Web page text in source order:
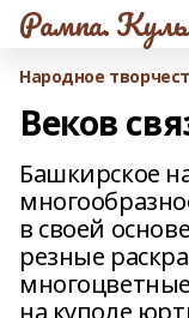
Рампа.
Народное
Веков
Башкирское
в своей
резные
на куполе